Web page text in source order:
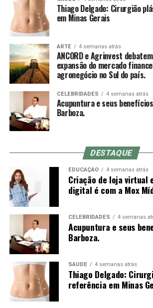
Sobre a ANCORD
Com mais de 50 anos de atuação, a
Nacional das Corretoras e
Valores Mobiliários, Câmbio e
Indústria de Intermediação. É também
qualidade de suas iniciativas
sua experiência, modernos processos e
do mercado financeiro e de capitais
Certificadora e Credenciadora.
Sobre a Agrinvest Commodities
A Agrinvest Commodities é referência
mercado e gestão de risco para o
conectando produtores, indústrias e o
financeiro por meio de análises,
em commodities agrícolas.
agulhas. Trata-se de um pequeno tubo
descartável dentro do qual corre a
pressão da ponta do mandril sobre a
a dor da entrada, mas acupunturistas
muitas vezes optam por inserir a
movimento rápido à mão livre até a
indicada, o que não é possível com o
diferença entre o comprimento do
o quanto se conseguirá inserir da
movimento).
De-qi (Chinês: 得气; pinyin: dé qì;
refere a uma alegada sensação de
formigamento elétrico no local da
sensação não ocorre, então se justifica
acuponto não foi localizado
não foi inserida na profundidade
manipulação inadequada. Se o de-qi não é
imediatamente sentido no local de
várias técnicas de manipulação
empregadas para promovê-la, como
tremer.[61]
Thiago Delgado: Cirurgião
em Minas Gerais
ARTE 4 semanas atrás
ANCORD e Agrinvest
expansão do mercado
agronegócio no Sul do país.
CELEBRIDADES 4 semanas atrás
Acupuntura e seus
Barboza.
DESTAQUE
EDUCAÇÃO 4 semanas atrás
Criação de loja virtual
digital é com a Mox
CELEBRIDADES 4 semanas
Acupuntura e seus
Barboza.
SAÚDE 4 semanas atrás
Thiago Delgado:
referência em Minas